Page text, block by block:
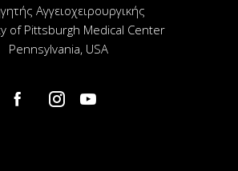
Αγγειοχειρουργικής
of Pittsburgh Medical Center
Pennsylvania, USA